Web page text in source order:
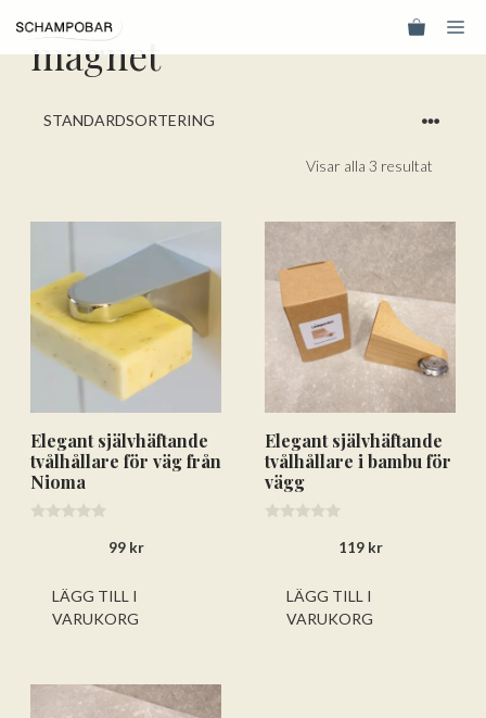
innehållmagnet
Visar alla 3 resultat
Elegant självhäftande
tvålhållare för väg från
Nioma
99 kr
LÄGG TILL I
VARUKORG
Elegant självhäftande
tvålhållare i bambu för
vägg
119 kr
LÄGG TILL I
VARUKORG